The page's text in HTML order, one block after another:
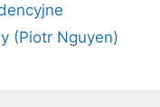
(Piotr Nguyen)